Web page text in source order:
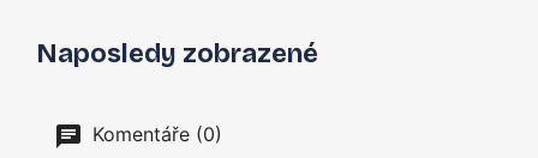
Naposledy zobrazené
Komentáře (0)